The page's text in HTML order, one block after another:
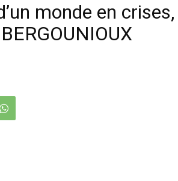
monde en crises,